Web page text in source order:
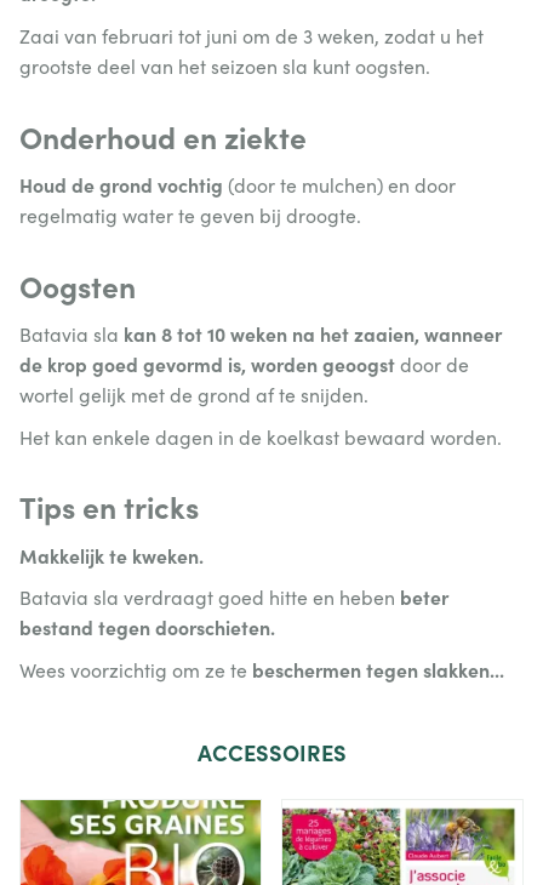
Zaai van februari tot juni om de 3 weken, zodat u het
grootste deel van het seizoen sla kunt oogsten.
Onderhoud en ziekte
Houd de grond vochtig (door te mulchen) en door
regelmatig water te geven bij droogte.
Oogsten
Batavia sla kan 8 tot 10 weken na het zaaien, wanneer
de krop goed gevormd is, worden geoogstdoor de
wortel gelijk met de grond af te snijden.
Het kan enkele dagen in de koelkast bewaard worden.
Tips en tricks
Makkelijk te kweken.
Batavia sla verdraagt goed hitte en heben beter
bestand tegen doorschieten.
Wees voorzichtig om ze te beschermen tegen slakken...
ACCESSOIRES